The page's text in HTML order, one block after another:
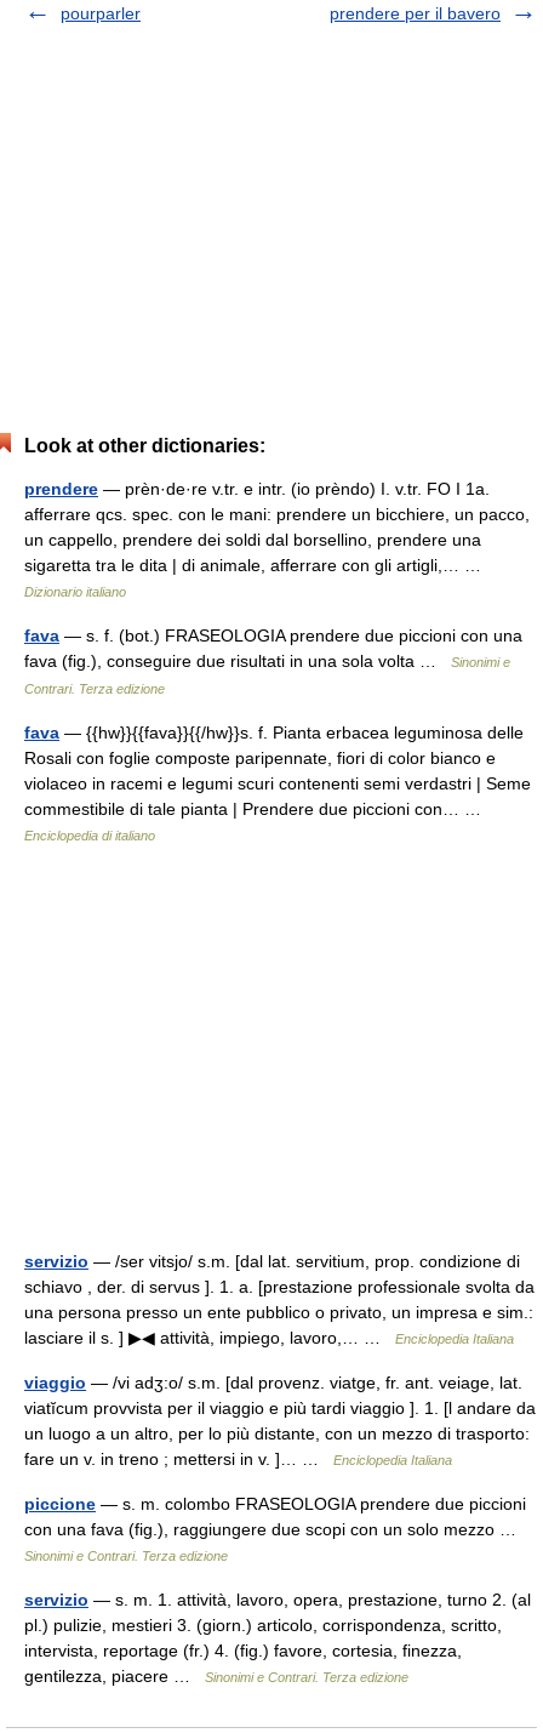
pourparler
prendere per il bavero
Look at other dictionaries:
prendere — prèn·de·re v.tr. e intr. (io prèndo) I. v.tr. FO I 1a.
afferrare qcs. spec. con le mani: prendere un bicchiere, un pacco,
un cappello, prendere dei soldi dal borsellino, prendere una
sigaretta tra le dita | di animale, afferrare con gli artigli,… …
Dizionario italiano
fava — s. f. (bot.) FRASEOLOGIA prendere due piccioni con una
fava (fig.), conseguire due risultati in una sola volta …
Sinonimi e
Contrari. Terza edizione
fava — {{hw}}{{fava}}{{/hw}}s. f. Pianta erbacea leguminosa delle
Rosali con foglie composte paripennate, fiori di color bianco e
violaceo in racemi e legumi scuri contenenti semi verdastri | Seme
commestibile di tale pianta | Prendere due piccioni con… …
Enciclopedia di italiano
servizio — /ser vitsjo/ s.m. [dal lat. servitium, prop. condizione di
schiavo , der. di servus ]. 1. a. [prestazione professionale svolta da
una persona presso un ente pubblico o privato, un impresa e sim.:
lasciare il s. ] ▶◀ attività, impiego, lavoro,… …
Enciclopedia Italiana
viaggio — /vi adʒ:o/ s.m. [dal provenz. viatge, fr. ant. veiage, lat.
viatĭcum provvista per il viaggio e più tardi viaggio ]. 1. [l andare da
un luogo a un altro, per lo più distante, con un mezzo di trasporto:
fare un v. in treno ; mettersi in v. ]… …
Enciclopedia Italiana
piccione — s. m. colombo FRASEOLOGIA prendere due piccioni
con una fava (fig.), raggiungere due scopi con un solo mezzo …
Sinonimi e Contrari. Terza edizione
servizio — s. m. 1. attività, lavoro, opera, prestazione, turno 2. (al
pl.) pulizie, mestieri 3. (giorn.) articolo, corrispondenza, scritto,
intervista, reportage (fr.) 4. (fig.) favore, cortesia, finezza,
gentilezza, piacere …
Sinonimi e Contrari. Terza edizione